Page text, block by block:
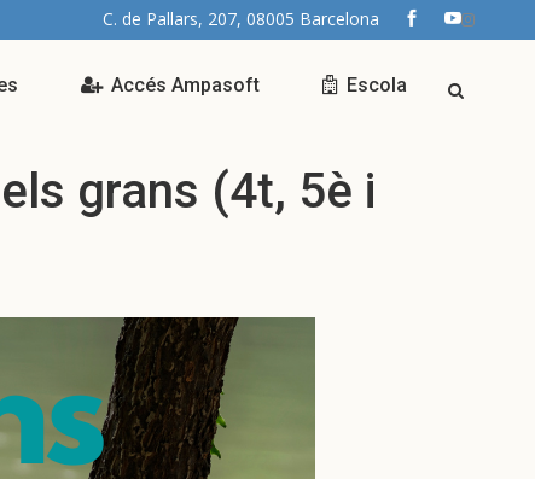
C. de Pallars, 207, 08005 Barcelona
Accés Ampasoft Escola
grans (4t, 5è i